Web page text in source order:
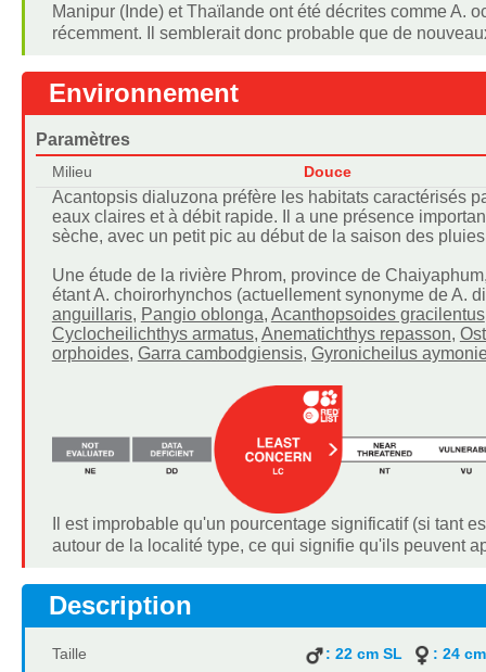
Manipur (Inde) et Thaïlande ont été décrites comme A.
récemment. Il semblerait donc probable que de
Environnement
Paramètres
Milieu Douce
Acantopsis dialuzona préfère les habitats caractérisés
eaux claires et à débit rapide. Il a une présence
sèche, avec un petit pic au début de la saison des
Une étude de la rivière Phrom, province de
étant A. choirorhynchos (actuellement synonyme de A.
anguillaris, Pangio oblonga, Acanthopsoides gracilentus
Cyclocheilichthys armatus, Anematichthys repasson,
orphoides, Garra cambodgiensis, Gyronicheilus
Il est improbable qu'un pourcentage significatif (si tant
autour de la localité type, ce qui signifie qu'ils peuvent
Description
Taille : 22 cm SL : 24